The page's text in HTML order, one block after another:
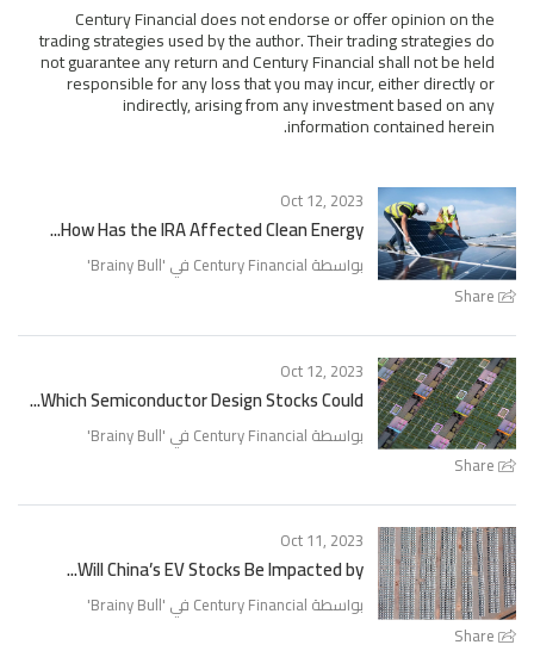
Century Financial does not endorse or offer opinion on the
trading strategies used by the author. Their trading strategies do
not guarantee any return and Century Financial shall not be held
responsible for any loss that you may incur, either directly or
indirectly, arising from any investment based on any
information contained herein.
Share
Oct 12, 2023
How Has the IRA Affected Clean Energy...
بواسطة Century Financial في ' Brainy Bull
'
Share
Oct 12, 2023
Which Semiconductor Design Stocks Could...
بواسطة Century Financial في ' Brainy Bull
'
Share
Oct 11, 2023
Will China’s EV Stocks Be Impacted by...
بواسطة Century Financial في ' Brainy Bull
'